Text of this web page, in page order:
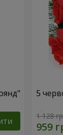
5
1 128